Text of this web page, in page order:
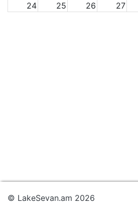
24 25 26 27
© LakeSevan.am 2026